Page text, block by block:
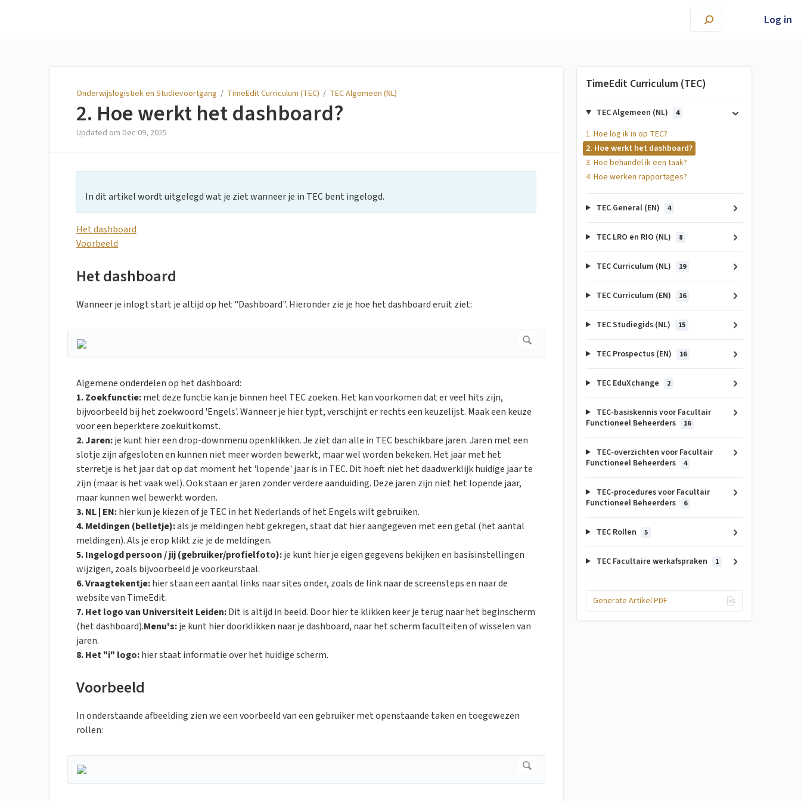
Log in
Onderwijslogistiek en Studievoortgang / TimeEdit Curriculum (TEC) / TEC Algemeen (NL)
2. Hoe werkt het dashboard?
Updated om Dec 09, 2025
In dit artikel wordt uitgelegd wat je ziet wanneer je in TEC bent ingelogd.
Het dashboard
Voorbeeld
Het dashboard
Wanneer je inlogt start je altijd op het "Dashboard". Hieronder zie je hoe het dashboard eruit ziet:
Algemene onderdelen op het dashboard:
1. Zoekfunctie:met deze functie kan je binnen heel TEC zoeken. Het kan voorkomen dat er veel hits zijn,
bijvoorbeeld bij het zoekwoord 'Engels'. Wanneer je hier typt, verschijnt er rechts een keuzelijst. Maak een keuze
voor een beperktere zoekuitkomst.
2. Jaren:je kunt hier een drop-downmenu openklikken. Je ziet dan alle in TEC beschikbare jaren. Jaren met een
slotje zijn afgesloten en kunnen niet meer worden bewerkt, maar wel worden bekeken. Het jaar met het
sterretje is het jaar dat op dat moment het 'lopende' jaar is in TEC. Dit hoeft niet het daadwerklijk huidige jaar te
zijn (maar is het vaak wel). Ook staan er jaren zonder verdere aanduiding. Deze jaren zijn niet het lopende jaar,
maar kunnen wel bewerkt worden.
3. NL | EN:hier kun je kiezen of je TEC in het Nederlands of het Engels wilt gebruiken.
4. Meldingen (belletje):als je meldingen hebt gekregen, staat dat hier aangegeven met een getal (het aantal
meldingen). Als je erop klikt zie je de meldingen.
5. Ingelogd persoon / jij (gebruiker/profielfoto):je kunt hier je eigen gegevens bekijken en basisinstellingen
wijzigen, zoals bijvoorbeeld je voorkeurstaal.
6. Vraagtekentje:hier staan een aantal links naar sites onder, zoals de link naar de screensteps en naar de
website van TimeEdit.
7. Het logo van Universiteit Leiden:Dit is altijd in beeld. Door hier te klikken keer je terug naar het beginscherm
(het dashboard).Menu's:je kunt hier doorklikken naar je dashboard, naar het scherm faculteiten of wisselen van
jaren.
8. Het "i" logo:hier staat informatie over het huidige scherm.
Voorbeeld
In onderstaande afbeelding zien we een voorbeeld van een gebruiker met openstaande taken en toegewezen
rollen:
TimeEdit Curriculum (TEC)
TEC Algemeen (NL) 4
1. Hoe log ik in op TEC?
2. Hoe werkt het dashboard?
3. Hoe behandel ik een taak?
4. Hoe werken rapportages?
TEC General (EN) 4
TEC LRO en RIO (NL) 8
TEC Curriculum (NL) 19
TEC Curriculum (EN) 16
TEC Studiegids (NL) 15
TEC Prospectus (EN) 16
TEC EduXchange 2
TEC-basiskennis voor Facultair
Functioneel Beheerders
16
TEC-overzichten voor Facultair
Functioneel Beheerders
4
TEC-procedures voor Facultair
Functioneel Beheerders
6
TEC Rollen 5
TEC Facultaire werkafspraken 1
Generate Artikel PDF